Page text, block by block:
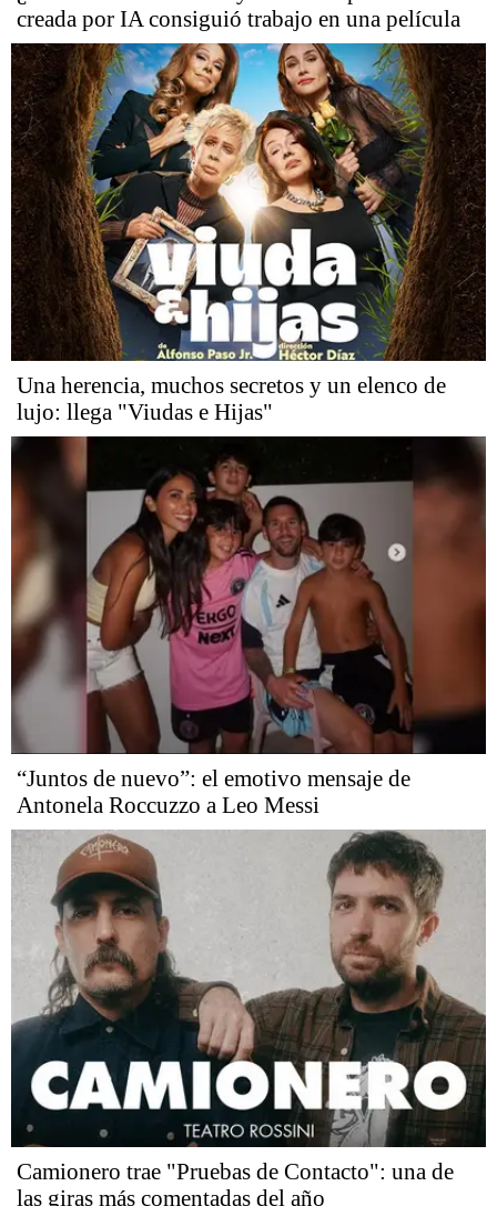
creada por IA consiguió trabajo en una película
Una herencia, muchos secretos y un elenco de
lujo: llega "Viudas e Hijas"
“Juntos de nuevo”: el emotivo mensaje de
Antonela Roccuzzo a Leo Messi
Camionero trae "Pruebas de Contacto": una de
las giras más comentadas del año